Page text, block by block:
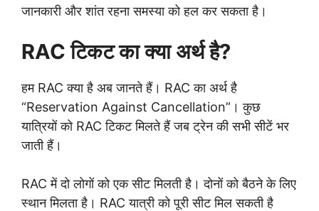
जानकारी और शांत रहना समस्या को हल कर सकता है।
RAC टिकट का क्या अर्थ है?
हम RAC क्या है अब जानते हैं। RAC का अर्थ है
“Reservation Against Cancellation”। कुछ
यात्रियों को RAC टिकट मिलते हैं जब ट्रेन की सभी सीटें भर
जाती हैं।
RAC में दो लोगों को एक सीट मिलती है। दोनों को बैठने के लिए
स्थान मिलता है। RAC यात्री को पूरी सीट मिल सकती है